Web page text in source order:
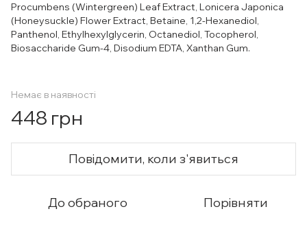
Procumbens (Wintergreen) Leaf Extract, Lonicera Japonica
(Honeysuckle) Flower Extract, Betaine, 1,2-Hexanediol,
Panthenol, Ethylhexylglycerin, Octanediol, Tocopherol,
Biosaccharide Gum-4, Disodium EDTA, Xanthan Gum.
Немає в наявності
448 грн
Повідомити, коли з'явиться
До обраного Порівняти